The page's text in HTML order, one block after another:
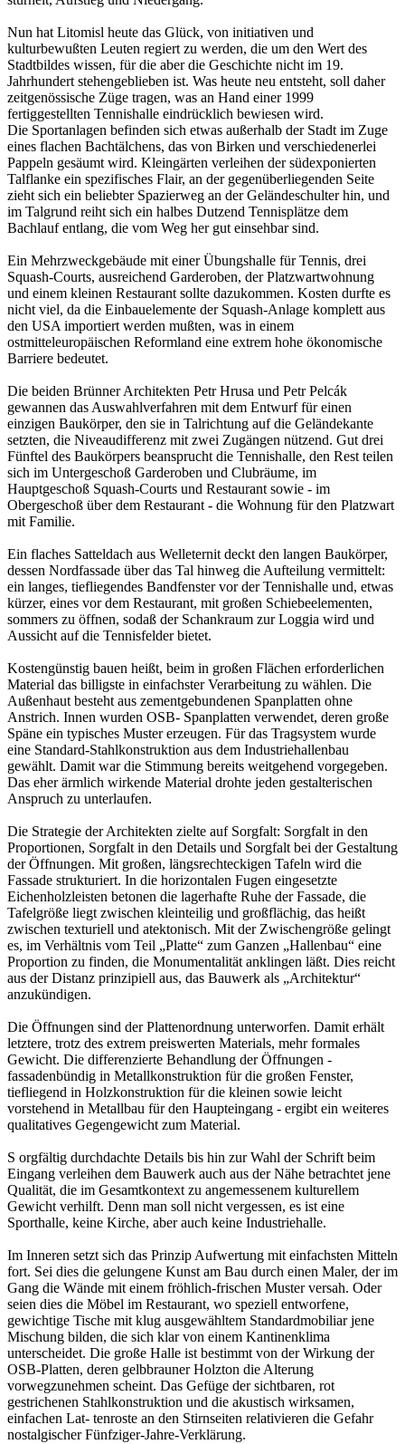
Nun hat Litomisl heute das Glück, von initiativen und
kulturbewußten Leuten regiert zu werden, die um den Wert des
Stadtbildes wissen, für die aber die Geschichte nicht im 19.
Jahrhundert stehengeblieben ist. Was heute neu entsteht, soll daher
zeitgenössische Züge tragen, was an Hand einer 1999
fertiggestellten Tennishalle eindrücklich bewiesen wird.
Die Sportanlagen befinden sich etwas außerhalb der Stadt im Zuge
eines flachen Bachtälchens, das von Birken und verschiedenerlei
Pappeln gesäumt wird. Kleingärten verleihen der südexponierten
Talflanke ein spezifisches Flair, an der gegenüberliegenden Seite
zieht sich ein beliebter Spazierweg an der Geländeschulter hin, und
im Talgrund reiht sich ein halbes Dutzend Tennisplätze dem
Bachlauf entlang, die vom Weg her gut einsehbar sind.
Ein Mehrzweckgebäude mit einer Übungshalle für Tennis, drei
Squash-Courts, ausreichend Garderoben, der Platzwartwohnung
und einem kleinen Restaurant sollte dazukommen. Kosten durfte es
nicht viel, da die Einbauelemente der Squash-Anlage komplett aus
den USA importiert werden mußten, was in einem
ostmitteleuropäischen Reformland eine extrem hohe ökonomische
Barriere bedeutet.
Die beiden Brünner Architekten Petr Hrusa und Petr Pelcák
gewannen das Auswahlverfahren mit dem Entwurf für einen
einzigen Baukörper, den sie in Talrichtung auf die Geländekante
setzten, die Niveaudifferenz mit zwei Zugängen nützend. Gut drei
Fünftel des Baukörpers beansprucht die Tennishalle, den Rest teilen
sich im Untergeschoß Garderoben und Clubräume, im
Hauptgeschoß Squash-Courts und Restaurant sowie - im
Obergeschoß über dem Restaurant - die Wohnung für den Platzwart
mit Familie.
Ein flaches Satteldach aus Welleternit deckt den langen Baukörper,
dessen Nordfassade über das Tal hinweg die Aufteilung vermittelt:
ein langes, tiefliegendes Bandfenster vor der Tennishalle und, etwas
kürzer, eines vor dem Restaurant, mit großen Schiebeelementen,
sommers zu öffnen, sodaß der Schankraum zur Loggia wird und
Aussicht auf die Tennisfelder bietet.
Kostengünstig bauen heißt, beim in großen Flächen erforderlichen
Material das billigste in einfachster Verarbeitung zu wählen. Die
Außenhaut besteht aus zementgebundenen Spanplatten ohne
Anstrich. Innen wurden OSB- Spanplatten verwendet, deren große
Späne ein typisches Muster erzeugen. Für das Tragsystem wurde
eine Standard-Stahlkonstruktion aus dem Industriehallenbau
gewählt. Damit war die Stimmung bereits weitgehend vorgegeben.
Das eher ärmlich wirkende Material drohte jeden gestalterischen
Anspruch zu unterlaufen.
Die Strategie der Architekten zielte auf Sorgfalt: Sorgfalt in den
Proportionen, Sorgfalt in den Details und Sorgfalt bei der Gestaltung
der Öffnungen. Mit großen, längsrechteckigen Tafeln wird die
Fassade strukturiert. In die horizontalen Fugen eingesetzte
Eichenholzleisten betonen die lagerhafte Ruhe der Fassade, die
Tafelgröße liegt zwischen kleinteilig und großflächig, das heißt
zwischen texturiell und atektonisch. Mit der Zwischengröße gelingt
es, im Verhältnis vom Teil „Platte“ zum Ganzen „Hallenbau“ eine
Proportion zu finden, die Monumentalität anklingen läßt. Dies reicht
aus der Distanz prinzipiell aus, das Bauwerk als „Architektur“
anzukündigen.
Die Öffnungen sind der Plattenordnung unterworfen. Damit erhält
letztere, trotz des extrem preiswerten Materials, mehr formales
Gewicht. Die differenzierte Behandlung der Öffnungen -
fassadenbündig in Metallkonstruktion für die großen Fenster,
tiefliegend in Holzkonstruktion für die kleinen sowie leicht
vorstehend in Metallbau für den Haupteingang - ergibt ein weiteres
qualitatives Gegengewicht zum Material.
S orgfältig durchdachte Details bis hin zur Wahl der Schrift beim
Eingang verleihen dem Bauwerk auch aus der Nähe betrachtet jene
Qualität, die im Gesamtkontext zu angemessenem kulturellem
Gewicht verhilft. Denn man soll nicht vergessen, es ist eine
Sporthalle, keine Kirche, aber auch keine Industriehalle.
Im Inneren setzt sich das Prinzip Aufwertung mit einfachsten Mitteln
fort. Sei dies die gelungene Kunst am Bau durch einen Maler, der im
Gang die Wände mit einem fröhlich-frischen Muster versah. Oder
seien dies die Möbel im Restaurant, wo speziell entworfene,
gewichtige Tische mit klug ausgewähltem Standardmobiliar jene
Mischung bilden, die sich klar von einem Kantinenklima
unterscheidet. Die große Halle ist bestimmt von der Wirkung der
OSB-Platten, deren gelbbrauner Holzton die Alterung
vorwegzunehmen scheint. Das Gefüge der sichtbaren, rot
gestrichenen Stahlkonstruktion und die akustisch wirksamen,
einfachen Lat- tenroste an den Stirnseiten relativieren die Gefahr
nostalgischer Fünfziger-Jahre-Verklärung.